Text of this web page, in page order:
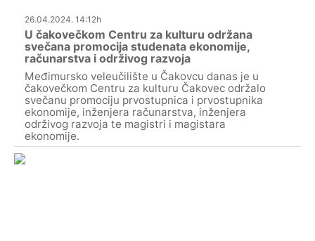
26.04.2024. 14:12h
U čakovečkom Centru za kulturu održana
svečana promocija studenata ekonomije,
računarstva i održivog razvoja
Međimursko veleučilište u Čakovcu danas je u
čakovečkom Centru za kulturu Čakovec održalo
svečanu promociju prvostupnica i prvostupnika
ekonomije, inženjera računarstva, inženjera
održivog razvoja te magistri i magistara
ekonomije.